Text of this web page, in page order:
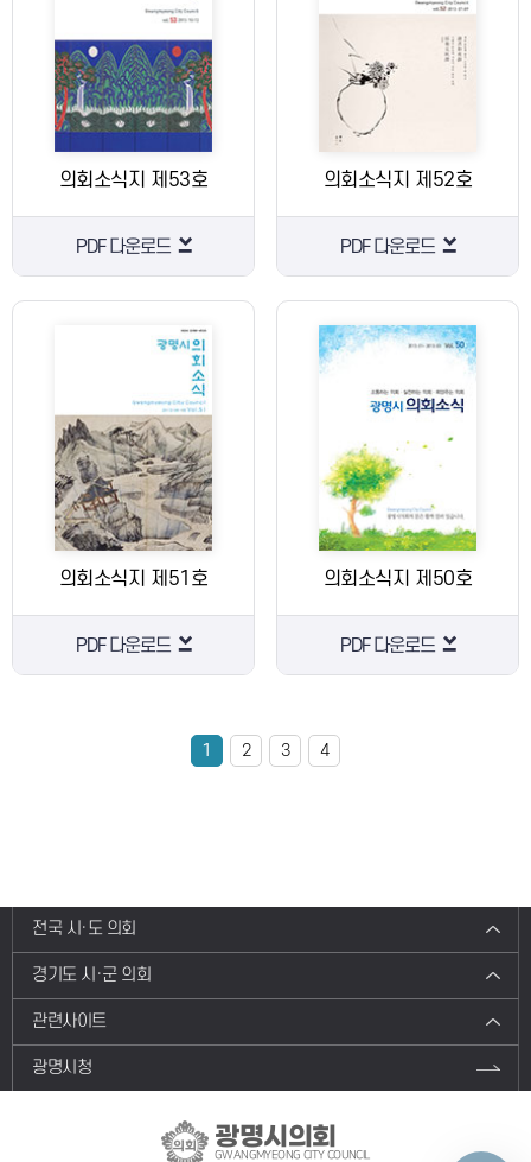
의회소식지 제53호
PDF 다운로드
의회소식지 제52호
PDF 다운로드
의회소식지 제51호
PDF 다운로드
의회소식지 제50호
PDF 다운로드
1 2 3 4
전국 시·도 의회
경기도 시·군 의회
관련사이트
광명시청
광명시의회
GWANGMYEONG CITY COUNCIL